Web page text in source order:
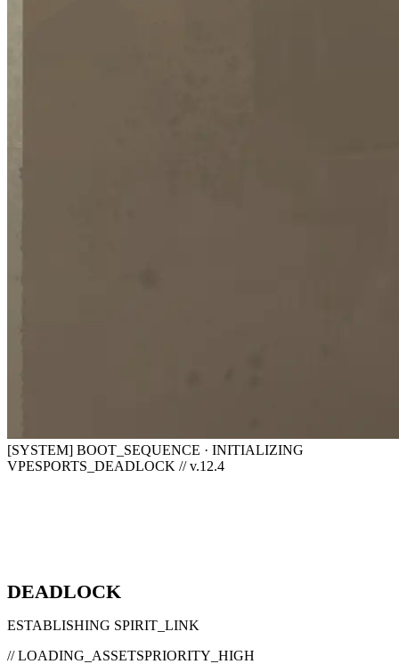
[SYSTEM] BOOT_SEQUENCE · INITIALIZING
VPESPORTS_DEADLOCK // v.12.4
DEADLOCK
ESTABLISHING SPIRIT_LINK
// LOADING_ASSETSPRIORITY_HIGH